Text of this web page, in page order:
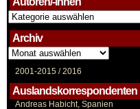
Autoren/-
innen
Archiv
Archiv
2001-2015 /2016
Auslandskorrespondenten
Andreas Habicht, Spanien